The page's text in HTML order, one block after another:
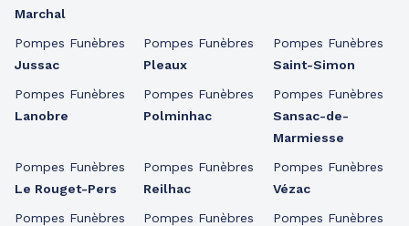
Marchal
Pompes Funèbres
Jussac
Pompes Funèbres
Lanobre
Pompes Funèbres
Le Rouget-Pers
Pompes Funèbres
Pompes Funèbres
Pleaux
Pompes Funèbres
Polminhac
Pompes Funèbres
Reilhac
Pompes Funèbres
Pompes Funèbres
Saint-Simon
Pompes Funèbres
Sansac-de-
Marmiesse
Pompes Funèbres
Vézac
Pompes Funèbres